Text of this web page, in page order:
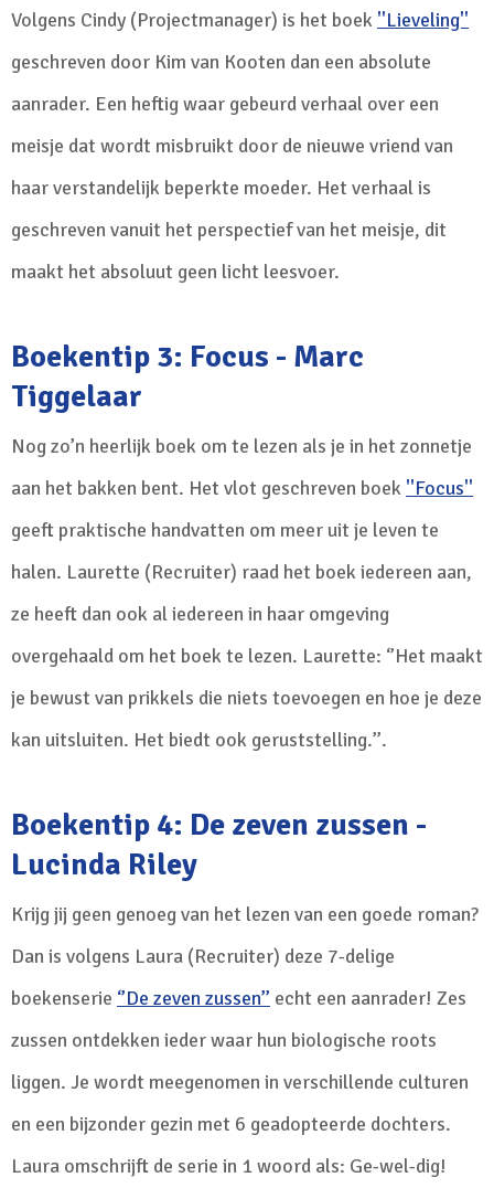
Volgens Cindy (Projectmanager) is het boek ''Lieveling''
geschreven door Kim van Kooten dan een absolute
aanrader. Een heftig waar gebeurd verhaal over een
meisje dat wordt misbruikt door de nieuwe vriend van
haar verstandelijk beperkte moeder. Het verhaal is
geschreven vanuit het perspectief van het meisje, dit
maakt het absoluut geen licht leesvoer.
Boekentip 3: Focus - Marc
Tiggelaar
Nog zo’n heerlijk boek om te lezen als je in het zonnetje
aan het bakken bent. Het vlot geschreven boek ''Focus''
geeft praktische handvatten om meer uit je leven te
halen. Laurette (Recruiter) raad het boek iedereen aan,
ze heeft dan ook al iedereen in haar omgeving
overgehaald om het boek te lezen. Laurette: ‘’Het maakt
je bewust van prikkels die niets toevoegen en hoe je deze
kan uitsluiten. Het biedt ook geruststelling.’’.
Boekentip 4: De zeven zussen -
Lucinda Riley
Krijg jij geen genoeg van het lezen van een goede roman?
Dan is volgens Laura (Recruiter) deze 7-delige
boekenserie ‘’De zeven zussen’’ echt een aanrader! Zes
zussen ontdekken ieder waar hun biologische roots
liggen. Je wordt meegenomen in verschillende culturen
en een bijzonder gezin met 6 geadopteerde dochters.
Laura omschrijft de serie in 1 woord als: Ge-wel-dig!